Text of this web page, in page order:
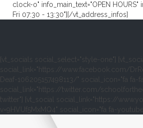
clock-o" info_main_text="OPEN HOURS"
Fri 07:30 - 13:30"][/vt_address_infos]
[vt_socials social_select="style-one"]
social_link="https://www.facebook.com/
Deaf-106205157498113/" social_icon="fa fa-
social_link="https://twitter.com/
twitter"] [vt_social social_link="https://
v=9HVUf5MxMQ4" social_icon="fa fa-